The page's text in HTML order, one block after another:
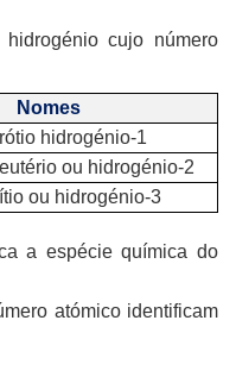
cujo número
Nomes
hidrogénio-1
ou hidrogénio-2
ou hidrogénio-3
a espécie química do
atómico identificam